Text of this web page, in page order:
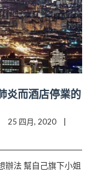
炎而酒店停業的
辦法 幫自己旗下小姐